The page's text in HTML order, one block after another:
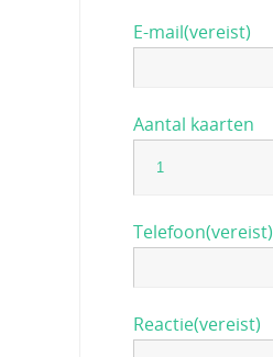
E-mail(vereist)
Aantal kaarten
Telefoon(vereist)
Reactie(vereist)